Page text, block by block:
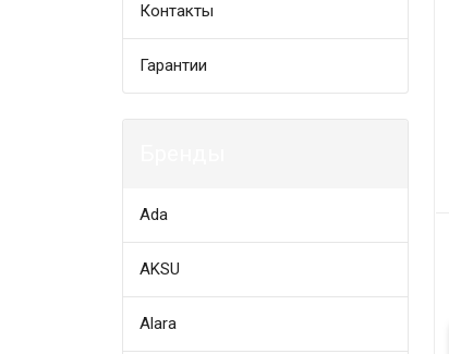
Контакты
Гарантии
Ada
AKSU
Alara